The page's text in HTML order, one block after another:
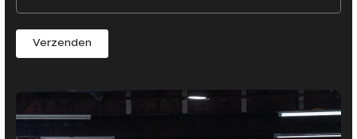
Verzenden